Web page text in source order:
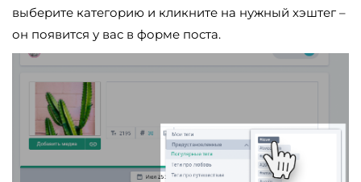
выберите категорию и кликните на нужный хэштег –
он появится у вас в форме поста.